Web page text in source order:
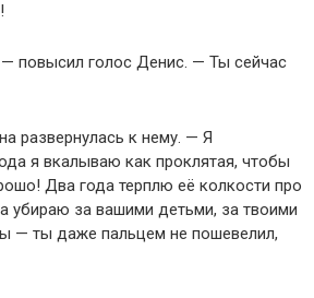
повысил голос Денис. — Ты сейчас
развернулась к нему. — Я
я вкалываю как проклятая, чтобы
Два года терплю её колкости про
убираю за вашими детьми, за твоими
— ты даже пальцем не пошевелил,